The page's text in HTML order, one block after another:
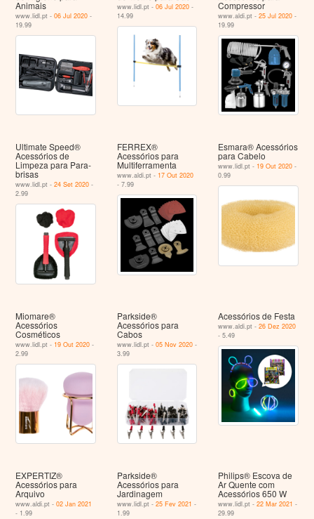
Animais
www.lidl.pt -06 Jul 2020 -
19.99
www.lidl.pt - 06 Jul 2020-
14.99
Compressor
www.aldi.pt -25 Jul 2020 -
19.99
Ultimate Speed®
Acessórios de
Limpeza para Para-
brisas
www.lidl.pt -24 Set 2020 -
2.99
FERREX®
Acessórios para
Multiferramenta
www.aldi.pt - 17 Out 2020
- 7.99
Esmara® Acessórios
para Cabelo
www.lidl.pt - 19 Out 2020 -
0.99
Miomare®
Acessórios
Cosméticos
www.lidl.pt - 19 Out 2020 -
2.99
Parkside®
Acessórios para
Cabos
www.lidl.pt - 05 Nov 2020-
3.99
Acessórios de Festa
www.aldi.pt -26 Dez 2020
- 5.49
EXPERTIZ®
Acessórios para
Arquivo
www.aldi.pt -02 Jan 2021
- 1.99
Parkside®
Acessórios para
Jardinagem
www.lidl.pt - 25 Fev 2021 -
1.99
Philips® Escova de
Ar Quente com
Acessórios 650 W
www.lidl.pt -22 Mar 2021 -
29.99